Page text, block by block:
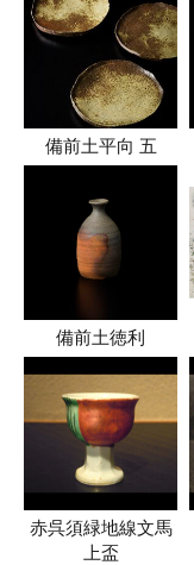
備前土平向 五
備前土徳利
赤呉須緑地線文馬
上盃